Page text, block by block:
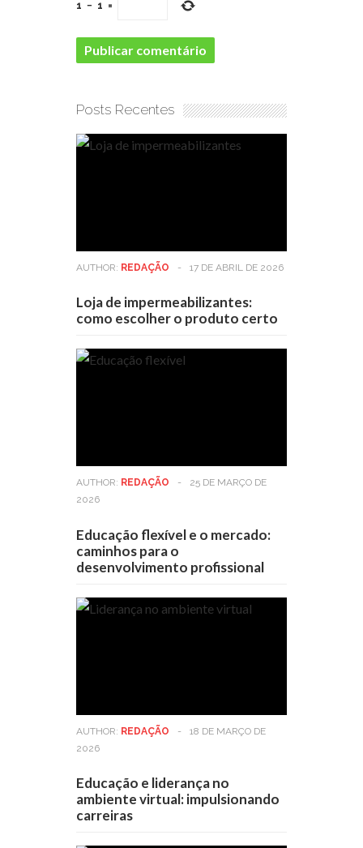
1 − 1 =
Posts Recentes
AUTHOR: REDAÇÃO - 17 DE ABRIL DE 2026
Loja de impermeabilizantes:
como escolher o produto certo
AUTHOR: REDAÇÃO -
25 DE MARÇO DE
2026
Educação flexível e o mercado:
caminhos para o
desenvolvimento profissional
AUTHOR: REDAÇÃO -
18 DE MARÇO DE
2026
Educação e liderança no
ambiente virtual: impulsionando
carreiras